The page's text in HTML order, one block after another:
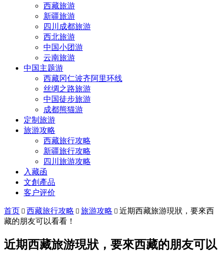
西藏旅游
新疆旅游
四川成都旅游
西北旅游
中国小团游
云南旅游
中国主题游
西藏冈仁波齐阿里环线
丝绸之路旅游
中国徒步旅游
成都熊猫游
定制旅游
旅游攻略
西藏旅行攻略
新疆旅行攻略
四川旅游攻略
入藏函
文創產品
客户评价
首页  西藏旅行攻略  旅游攻略  近期西藏旅游現狀，要來西
藏的朋友可以看看！
近期西藏旅游現狀，要來西藏的朋友可以